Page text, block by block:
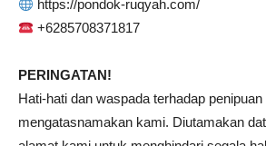
https://pondok-ruqyah.com/
+6285708371817
PERINGATAN!
Hati-hati dan waspada terhadap
mengatasnamakan kami. Diutamakan